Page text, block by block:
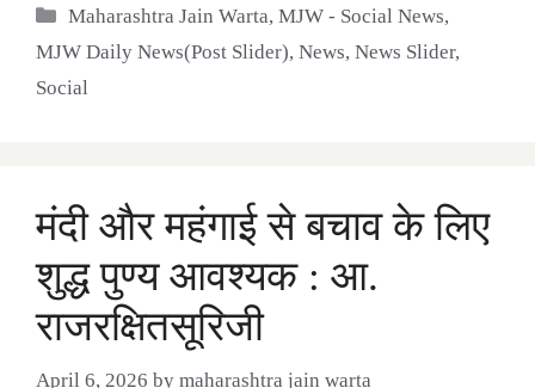
Categories
Maharashtra Jain Warta,MJW - Social News,
MJW Daily News(Post Slider), News, News Slider,
Social
मंदी और महंगाई से बचाव के लिए
शुद्ध पुण्य आवश्यक : आ.
राजरक्षितसूरिजी
April 6, 2026 by maharashtra jain warta